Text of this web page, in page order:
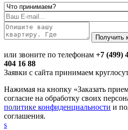
или звоните по телефонам +7 (499)
404 16 88
Заявки с сайта принимаем
Нажимая на кнопку «Заказать
согласие на обработку своих
политике конфиденциальности и
соглашения.
s